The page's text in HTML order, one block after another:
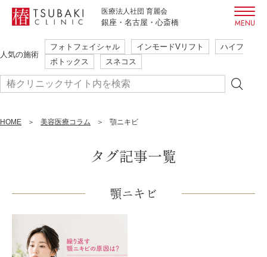
医療法人社団 育麗会
銀座・名古屋・心斎橋
人気の施術
フォトフェイシャル インモードVリフト
ハイフ
ボトックス
スネコス
初めての方も安心・安全
ご相談だけでも大歓迎
本当に必要な施術のみ提案
まずはご予約
簡単WEB予約
人気の施術
フォトフェイシャル
スネコス
HOME 美容医療コラム 顎ニキビ
タグ記事一覧
顎ニキビ